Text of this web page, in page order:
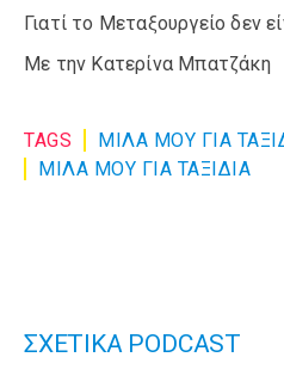
Γιατί το Μεταξουργείο δεν
Με την Κατερίνα Μπατζάκη
TAGS ΜΙΛΑ ΜΟΥ ΓΙΑ
ΜΙΛΑ ΜΟΥ ΓΙΑ ΤΑΞΙΔΙΑ
ΣΧΕΤΙΚΑ PODCAST